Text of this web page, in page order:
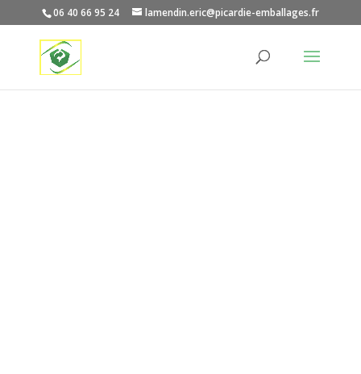
06 40 66 95 24 lamendin.eric@picardie-emballages.fr